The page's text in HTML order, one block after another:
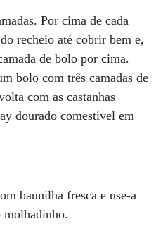
Por cima de cada
recheio até cobrir bem e,
de bolo por cima.
bolo com três camadas de
com as castanhas
dourado comestível em
baunilha fresca e use-a
molhadinho.